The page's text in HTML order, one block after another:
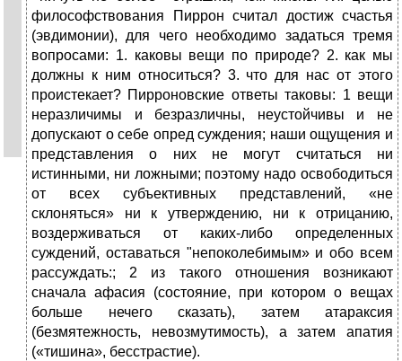
философствования Пиррон считал достиж счастья
(эвдимонии), для чего необходимо задаться тремя
вопросами: 1. каковы вещи по природе? 2. как мы
должны к ним относиться? 3. что для нас от этого
проистекает? Пирроновские ответы таковы: 1 вещи
неразличимы и безразличны, неустойчивы и не
допускают о себе опред суждения; наши ощущения и
представления о них не могут считаться ни
истинными, ни ложными; поэтому надо освободиться
от всех субъективных представлений, «не
склоняться» ни к утверждению, ни к отрицанию,
воздерживаться от каких-либо определенных
суждений, оставаться "непоколебимым» и обо всем
рассуждать:; 2 из такого отношения возникают
сначала афасия (состояние, при котором о вещах
больше нечего сказать), затем атараксия
(безмятежность, невозмутимость), а затем апатия
(«тишина», бесстрастие).